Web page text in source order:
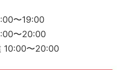
〜19:00
〜20:00
10:00〜20:00